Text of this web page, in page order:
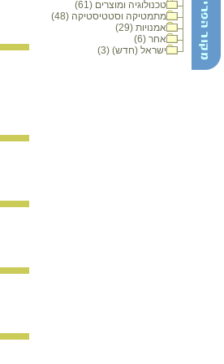
טכנולוגיה ומוצרים (61)
מתמטיקה וסטטיסטיקה (48)
אמנויות (29)
אחר (6)
ישראל (חדש) (3)